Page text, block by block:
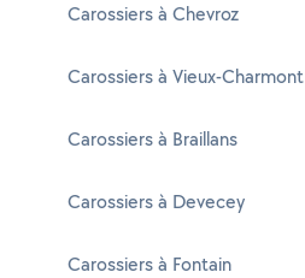
Carossiers à Chevroz
Carossiers à Vieux-Charmont
Carossiers à Braillans
Carossiers à Devecey
Carossiers à Fontain